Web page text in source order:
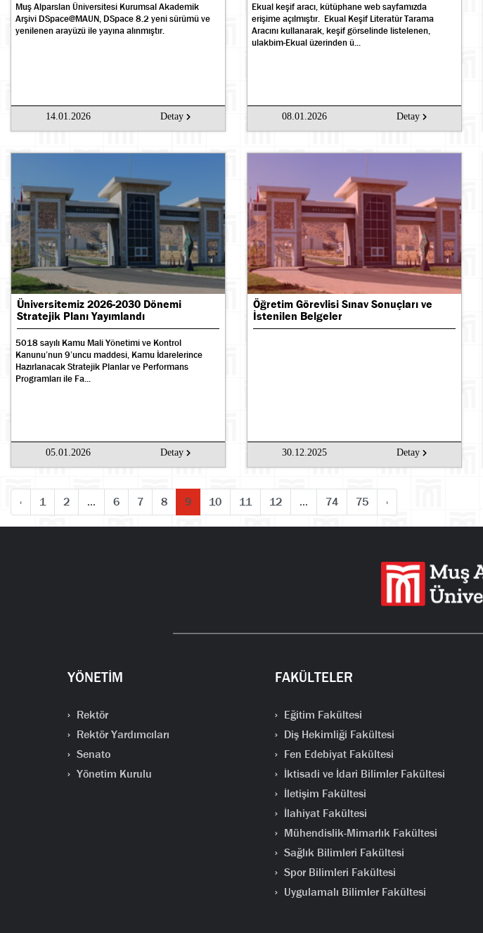
Muş Alparslan Üniversitesi Kurumsal Akademik
Arşivi DSpace@MAUN, DSpace 8.2 yeni sürümü ve
yenilenen arayüzü ile yayına alınmıştır.
14.01.2026 Detay
Ekual keşif aracı, kütüphane web sayfamızda
erişime açılmıştır. Ekual Keşif Literatür Tarama
Aracını kullanarak, keşif görselinde listelenen,
ulakbim-Ekual üzerinden ü...
08.01.2026 Detay
Üniversitemiz 2026-2030 Dönemi
Stratejik Planı Yayımlandı
5018 sayılı Kamu Mali Yönetimi ve Kontrol
Kanunu’nun 9’uncu maddesi, Kamu İdarelerince
Hazırlanacak Stratejik Planlar ve Performans
Programları ile Fa...
05.01.2026 Detay
Öğretim Görevlisi Sınav Sonuçları ve
İstenilen Belgeler
30.12.2025 Detay
‹ 1 2 ... 6 7 8 9 10 11 12 ... 74 75 ›
YÖNETİM
Rektör
Rektör Yardımcıları
Senato
Yönetim Kurulu
FAKÜLTELER
Eğitim Fakültesi
Diş Hekimliği Fakültesi
Fen Edebiyat Fakültesi
İktisadi ve İdari Bilimler Fakültesi
İletişim Fakültesi
İlahiyat Fakültesi
Mühendislik-Mimarlık Fakültesi
Sağlık Bilimleri Fakültesi
Spor Bilimleri Fakültesi
Uygulamalı Bilimler Fakültesi